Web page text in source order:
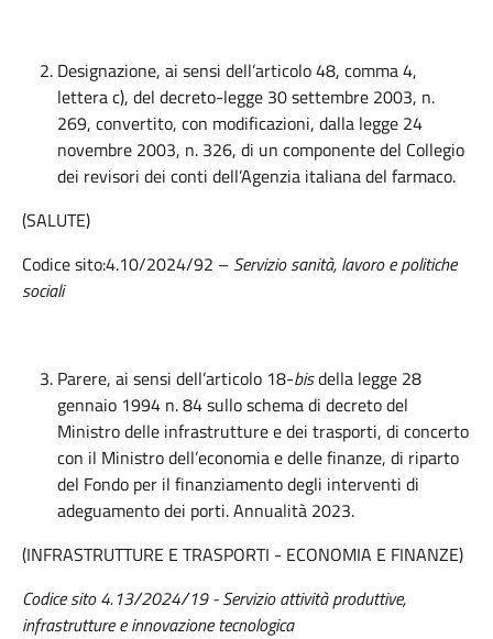
Designazione, ai sensi dell’articolo 48, comma 4,
lettera c), del decreto-legge 30 settembre 2003, n.
269, convertito, con modificazioni, dalla legge 24
novembre 2003, n. 326, di un componente del Collegio
dei revisori dei conti dell’Agenzia italiana del farmaco.
(SALUTE)
Codice sito:4.10/2024/92 – Servizio sanità, lavoro e politiche
sociali
Parere, ai sensi dell’articolo 18-bisdella legge 28
gennaio 1994 n. 84 sullo schema di decreto del
Ministro delle infrastrutture e dei trasporti, di concerto
con il Ministro dell’economia e delle finanze, di riparto
del Fondo per il finanziamento degli interventi di
adeguamento dei porti. Annualità 2023.
(INFRASTRUTTURE E TRASPORTI - ECONOMIA E FINANZE)
Codice sito 4.13/2024/19 - Servizio attività produttive,
infrastrutture e innovazione tecnologica